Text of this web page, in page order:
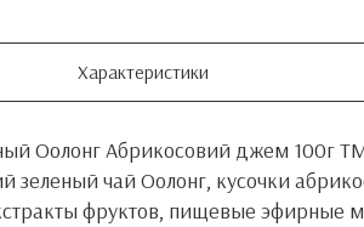
Характеристики
Оолонг Абрикосовий джем 100г
зеленый чай Оолонг, кусочки
фруктов, пищевые эфирные